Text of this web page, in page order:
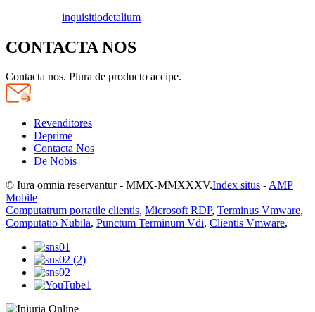
inquisitiodetalium
CONTACTA NOS
Contacta nos. Plura de producto accipe.
Revenditores
Deprime
Contacta Nos
De Nobis
© Iura omnia reservantur - MMX-MMXXXV.Index situs -AMP
Mobile
Computatrum portatile clientis, Microsoft RDP, Terminus Vmware,
Computatio Nubila, Punctum Terminum Vdi, Clientis Vmware,